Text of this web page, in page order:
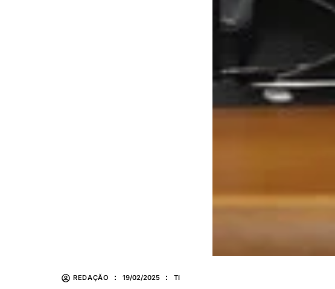
REDAÇÃO 19/02/2025 TI